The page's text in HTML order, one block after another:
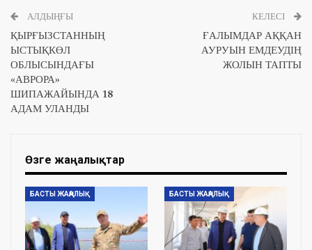
АЛДЫҢҒЫ
ҚЫРҒЫЗСТАННЫҢ
ЫСТЫҚКӨЛ
ОБЛЫСЫНДАҒЫ
«АВРОРА»
ШИПАЖАЙЫНДА 18
АДАМ УЛАНДЫ
КЕЛЕСІ
ҒАЛЫМДАР АҚҚАН
АУРУЫН ЕМДЕУДІҢ
ЖОЛЫН ТАПТЫ
Өзге жаңалықтар
БАСТЫ ЖАҢАЛЫҚ БАСТЫ ЖАҢАЛЫҚ